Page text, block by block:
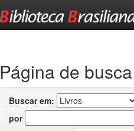
Página de busca
Buscar em:
por